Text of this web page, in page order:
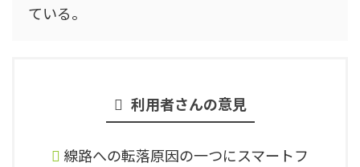
ている。
利用者さんの意見
線路への転落原因の一つにスマートフ